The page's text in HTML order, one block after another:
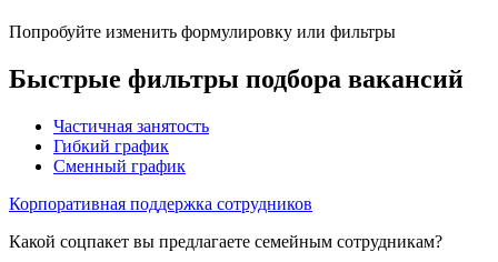
Попробуйте изменить формулировку или фильтры
Быстрые фильтры подбора вакансий
Частичная занятость
Гибкий график
Сменный график
Корпоративная поддержка сотрудников
Какой соцпакет вы предлагаете семейным сотрудникам?